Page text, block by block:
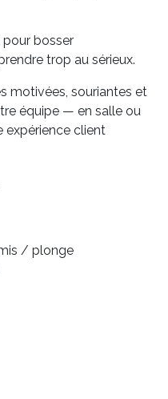
pour bosser
trop au sérieux.
motivées, souriantes et
équipe — en salle ou
expérience client
/ plonge